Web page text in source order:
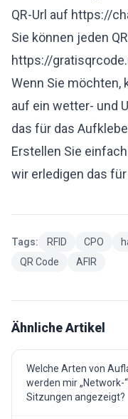
QR-Url auf https://
Sie können jeden
https://
Wenn Sie möchten,
auf ein wetter- und
das für das
Erstellen Sie
wir erledigen das für
Tags: RFID CPO
QR Code
AFIR
Ähnliche Artikel
Welche Arten von
werden mir „Network-
Sitzungen angezeigt?